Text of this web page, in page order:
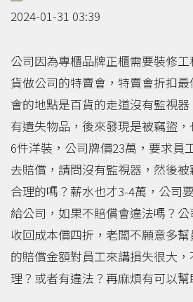
2024-01-31 03:39
公司因為專櫃品牌正櫃需要裝修
貨做公司的特賣會，特賣會折扣
會的地點是百貨的走道沒有監視
有遺失物品，後來發現是被竊盜
6件洋裝，公司牌價23萬，要求員
去賠償，請問沒有監視器，然後
合理的嗎？薪水也才3-4萬，公司
給公司，如果不賠償會違法嗎？公
收回成本價四折，老闆不願意多
的賠償金額對員工來講損失很大
理？或者有違法？再麻煩有可以